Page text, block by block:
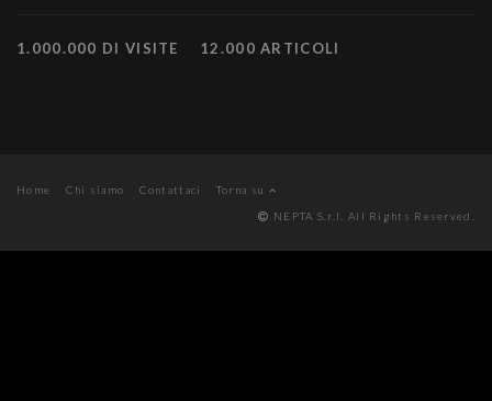
1.000.000 DI VISITE 12.000 ARTICOLI
Home Chi siamo Contattaci
Torna su
NEPTA S.r.l. All Rights Reserved.